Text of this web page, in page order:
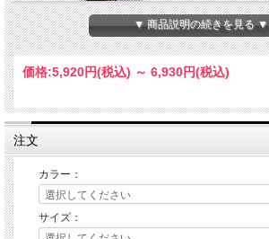
▼ 商品説明の続きを見る ▼
価格:5,920円(税込) ～ 6,930円(税込)
注文
カラー：
サイズ：